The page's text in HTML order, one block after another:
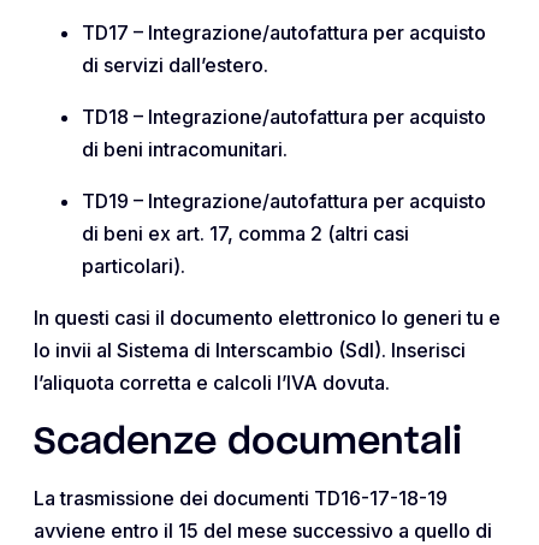
TD17 – Integrazione/autofattura per acquisto
di servizi dall’estero.
TD18 – Integrazione/autofattura per acquisto
di beni intracomunitari.
TD19 – Integrazione/autofattura per acquisto
di beni ex art. 17, comma 2 (altri casi
particolari).
In questi casi il documento elettronico lo generi tu e
lo invii al Sistema di Interscambio (SdI). Inserisci
l’aliquota corretta e calcoli l’IVA dovuta.
Scadenze documentali
La trasmissione dei documenti TD16-17-18-19
avviene entro il 15 del mese successivo a quello di